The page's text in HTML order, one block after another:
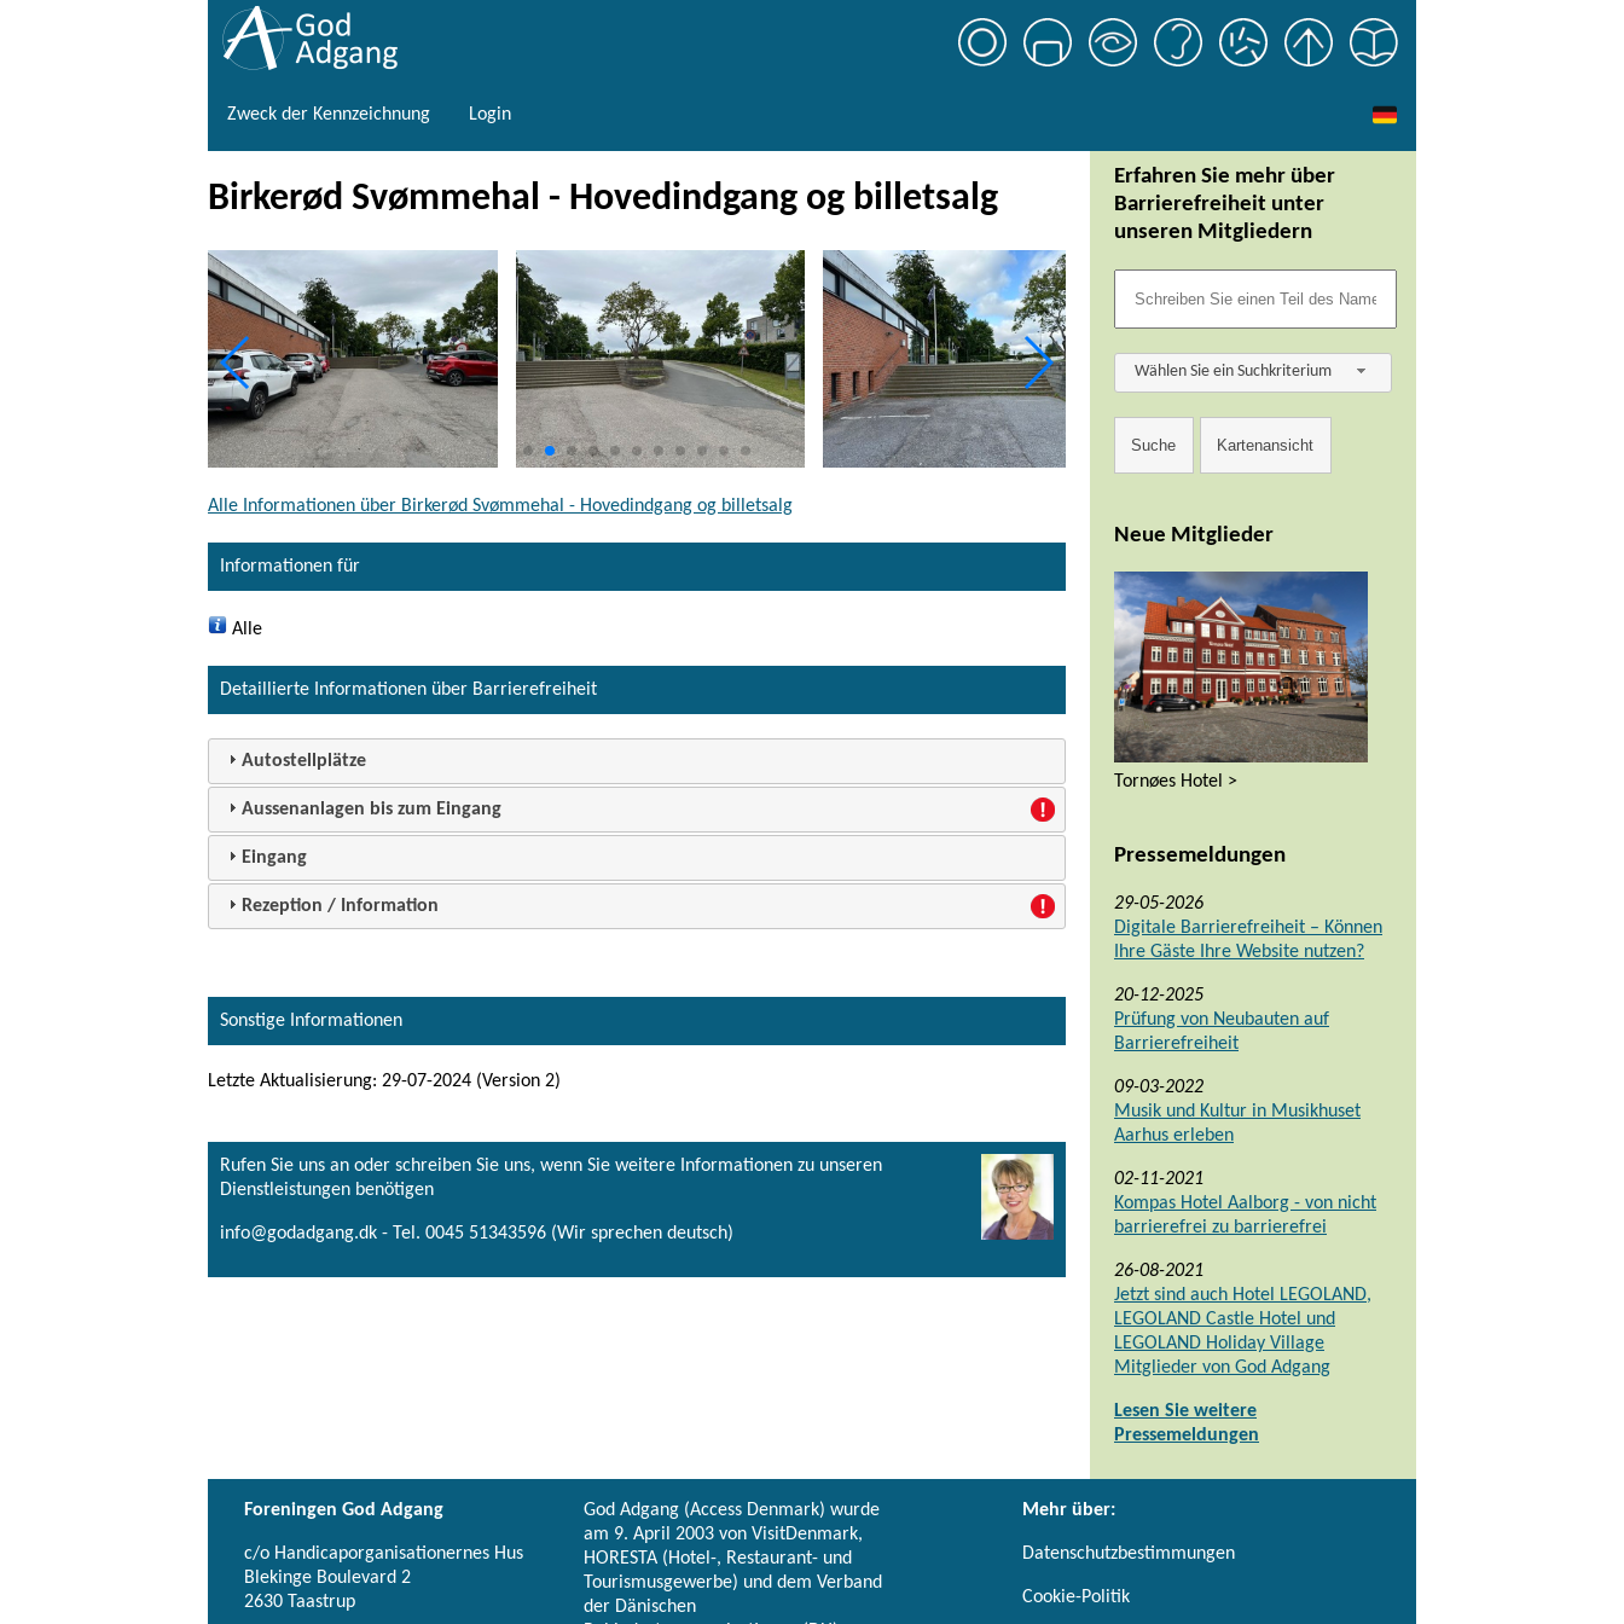
Zweck der Kennzeichnung Login
Birkerød Svømmehal - Hovedindgang og billetsalg
Alle Informationen über Birkerød Svømmehal - Hovedindgang og billetsalg
Informationen für
Alle
Detaillierte Informationen über Barrierefreiheit
Autostellplätze
Aussenanlagen bis zum Eingang
Eingang
Rezeption / Information
Sonstige Informationen
Letzte Aktualisierung: 29-07-2024 (Version 2)
Rufen Sie uns an oder schreiben Sie uns, wenn Sie weitere Informationen zu unseren
Dienstleistungen benötigen
info@godadgang.dk - Tel. 0045 51343596 (Wir sprechen deutsch)
Erfahren Sie mehr über
Barrierefreiheit unter
unseren Mitgliedern
Wählen Sie ein Suchkriterium
Neue Mitglieder
Tornøes Hotel >
Pressemeldungen
29-05-2026
Digitale Barrierefreiheit – Können
Ihre Gäste Ihre Website nutzen?
20-12-2025
Prüfung von Neubauten auf
Barrierefreiheit
09-03-2022
Musik und Kultur in Musikhuset
Aarhus erleben
02-11-2021
Kompas Hotel Aalborg - von nicht
barrierefrei zu barrierefrei
26-08-2021
Jetzt sind auch Hotel LEGOLAND,
LEGOLAND Castle Hotel und
LEGOLAND Holiday Village
Mitglieder von God Adgang
Lesen Sie weitere
Pressemeldungen
Foreningen God Adgang
c/o Handicaporganisationernes Hus
Blekinge Boulevard 2
2630 Taastrup
God Adgang (Access Denmark) wurde
am 9. April 2003 von VisitDenmark,
HORESTA (Hotel-, Restaurant- und
Tourismusgewerbe) und dem Verband
der Dänischen
Mehr über:
Datenschutzbestimmungen
Cookie-Politik